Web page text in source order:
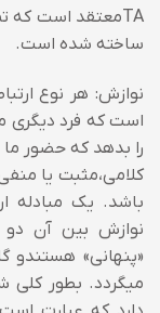
TAمعتقد است که
ساخته شده است.
نوازش: هر نوع
است که فرد دیگری
را بدهد که حضور ما
کلامی،مثبت یا
باشد. یک مبادله
نوازش بین آن
«پنهانی»
میگردد. بطور کلی